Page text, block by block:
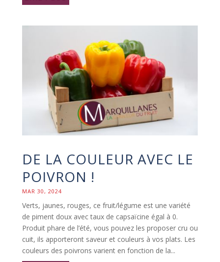
DE LA COULEUR AVEC LE
POIVRON !
MAR 30, 2024
Verts, jaunes, rouges, ce fruit/légume est une variété
de piment doux avec taux de capsaïcine égal à 0.
Produit phare de l’été, vous pouvez les proposer cru ou
cuit, ils apporteront saveur et couleurs à vos plats. Les
couleurs des poivrons varient en fonction de la...